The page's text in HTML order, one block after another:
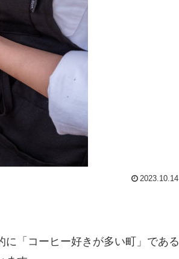
2023.10.14
「コーヒー好きが多い町」である